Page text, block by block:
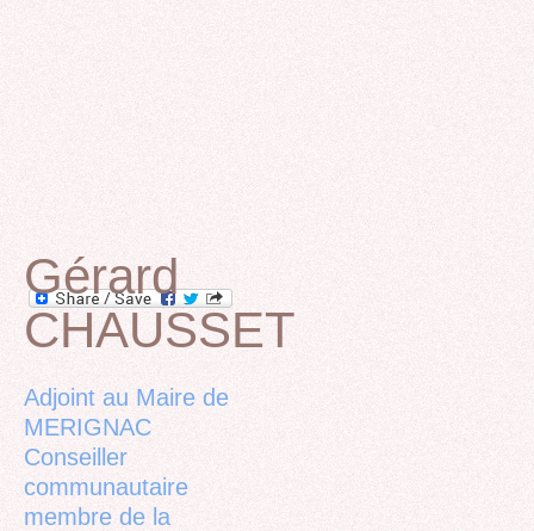
Back
to
top
Gérard
CHAUSSET
Adjoint au Maire de
MERIGNAC
Conseiller
communautaire
membre de la